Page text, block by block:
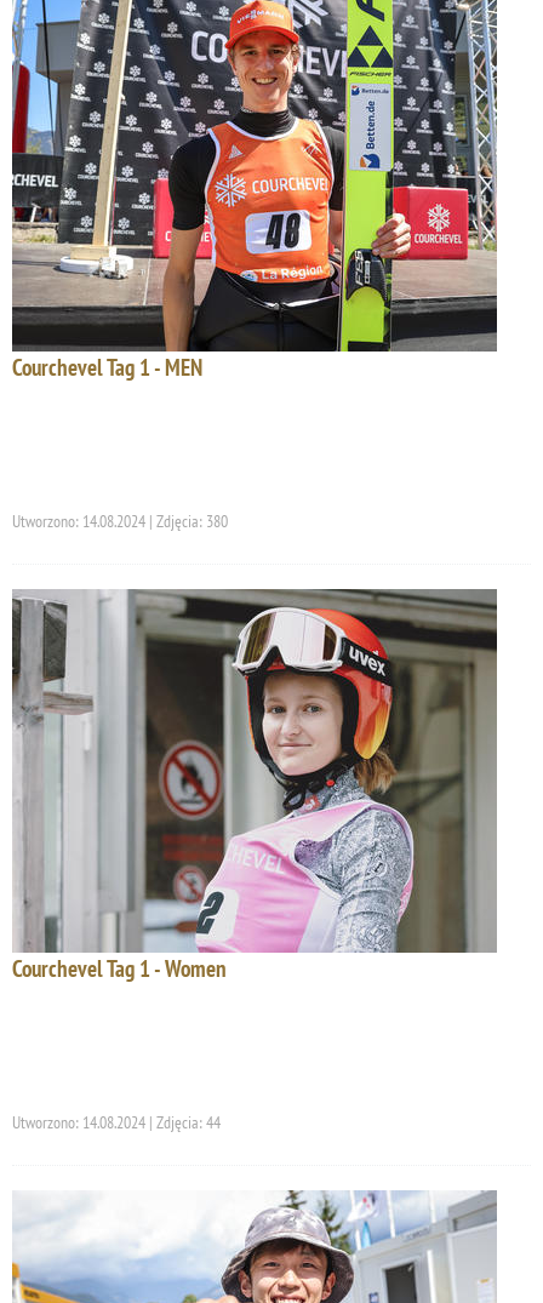
Courchevel Tag 1 - MEN
Utworzono: 14.08.2024 | Zdjęcia: 380
Courchevel Tag 1 - Women
Utworzono: 14.08.2024 | Zdjęcia: 44